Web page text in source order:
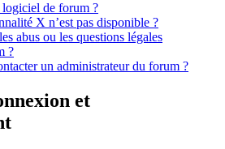
de forum ?
X n’est pas disponible ?
abus ou les questions légales
?
un administrateur du forum ?
et